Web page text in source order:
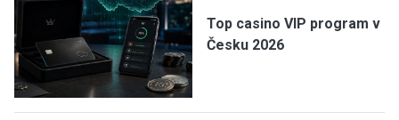
Top casino VIP program v
Česku 2026